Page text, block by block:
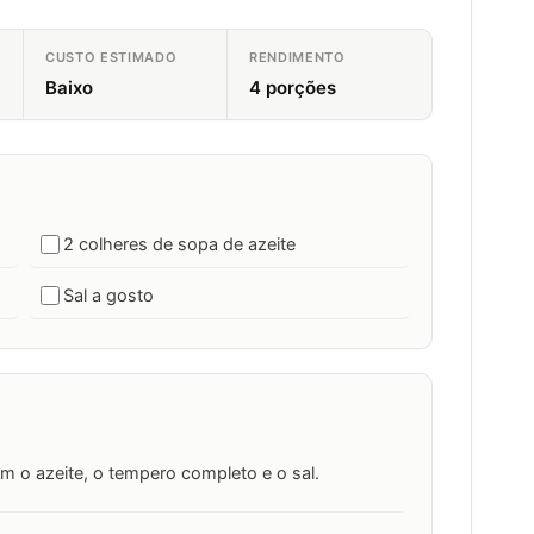
CUSTO ESTIMADO
Baixo
RENDIMENTO
4 porções
2 colheres de sopa de azeite
Sal a gosto
o azeite, o tempero completo e o sal.